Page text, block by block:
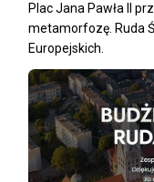
Plac Jana Pawła II
metamorfozę. Ruda
Europejskich.